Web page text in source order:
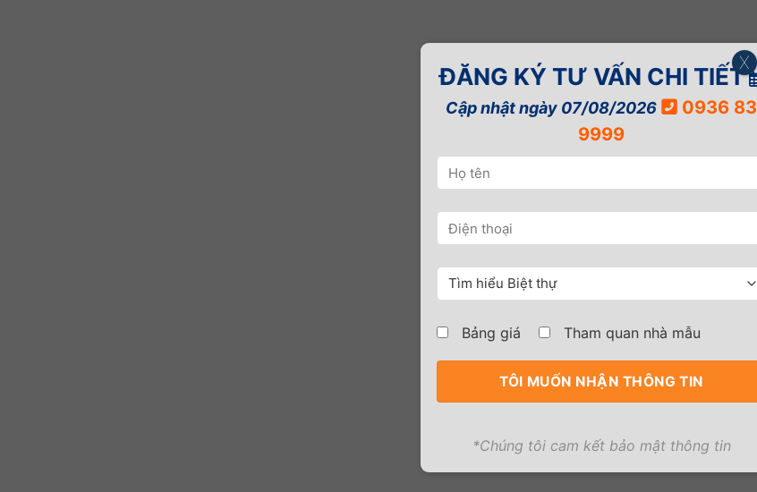
ĐĂNG KÝ TƯ VẤN CHI TIẾT
Cập nhật ngày 07/08/2026
0936 83
9999
Bảng giá Tham quan nhà mẫu
*Chúng tôi cam kết bảo mật thông tin
X